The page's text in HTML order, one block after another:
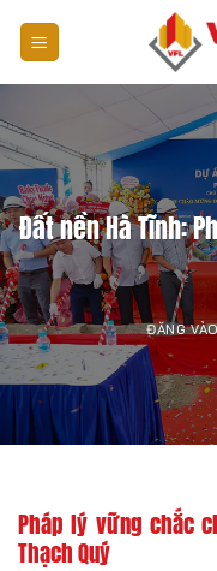
Đất nền Hà Tĩnh:
ĐĂNG
Pháp lý vững chắc
Thạch Quý